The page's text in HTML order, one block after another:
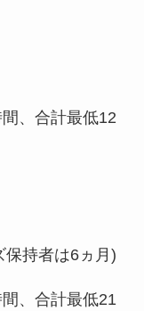
、合計最低12
持者は6ヵ月)
、合計最低21